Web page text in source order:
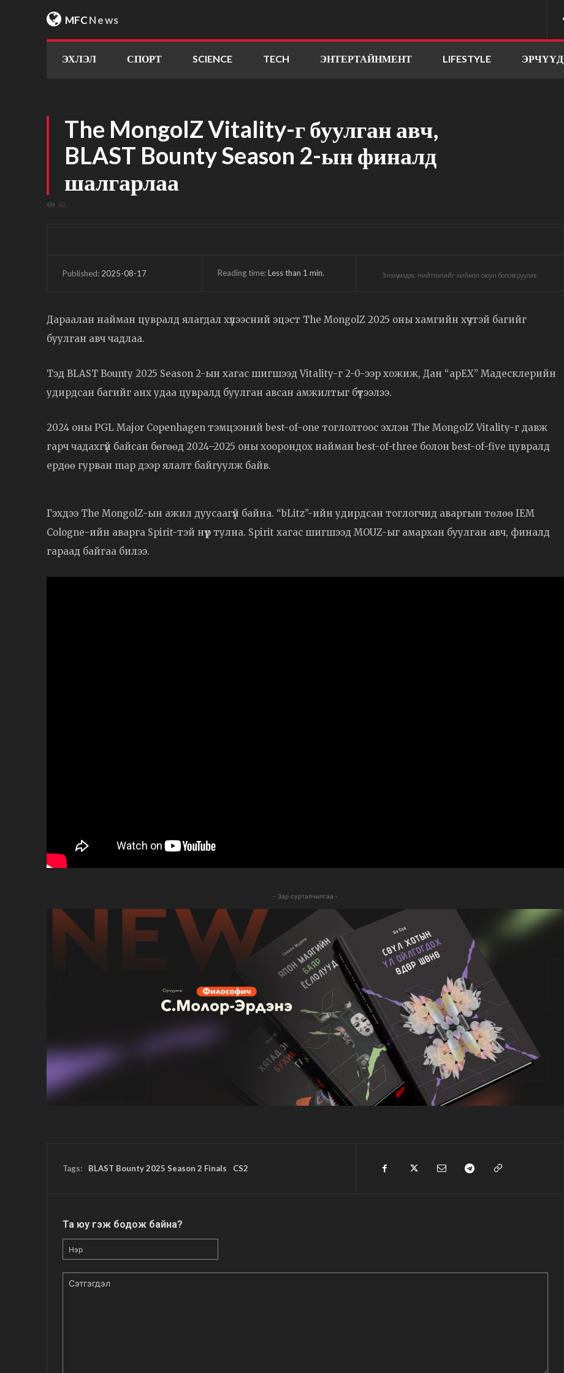
MFCNews
ЭХЛЭЛ СПОРТ SCIENCE TECH ЭНТЕРТАЙНМЕНТ LIFESTYLE ЭРЧҮҮД
The MongolZ Vitality-г буулган авч,
BLAST Bounty Season 2-ын финалд
шалгарлаа
60
Published: 2025-08-17 Reading time:Less than 1 min. Энэхүү мэдээ, нийтлэлийг хиймэл оюун боловсруулав.
Дараалан найман цувралд ялагдал хүлээсний эцэст The MongolZ 2025 оны хамгийн хүчтэй багийг
буулган авч чадлаа.
Тэд BLAST Bounty 2025 Season 2-ын хагас шигшээд Vitality-г 2-0-ээр хожиж, Дан “apEX” Мадесклерийн
удирдсан багийг анх удаа цувралд буулган авсан амжилтыг бүтээлээ.
2024 оны PGL Major Copenhagen тэмцээний best-of-one тоглолтоос эхлэн The MongolZ Vitality-г давж
гарч чадахгүй байсан бөгөөд 2024–2025 оны хоорондох найман best-of-three болон best-of-five цувралд
ердөө гурван map дээр ялалт байгуулж байв.
Гэхдээ The MongolZ-ын ажил дуусаагүй байна. “bLitz”-ийн удирдсан тоглогчид аваргын төлөө IEM
Cologne-ийн аварга Spirit-тэй нүүр тулна. Spirit хагас шигшээд MOUZ-ыг амархан буулган авч, финалд
гараад байгаа билээ.
- Зар сурталчилгаа -
Tags: BLAST Bounty 2025 Season 2 Finals CS2
Та юу гэж бодож байна?